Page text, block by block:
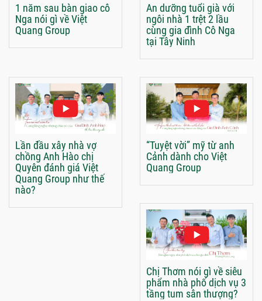
1 năm sau bàn giao cô
Nga nói gì về Việt
Quang Group
An dưỡng tuổi già với
ngôi nhà 1 trệt 2 lầu
cùng gia đình Cô Nga
tại Tây Ninh
Lần đầu xây nhà vợ
chồng Anh Hào chị
Quyên đánh giá Việt
Quang Group như thế
nào?
“Tuyệt vời” mỹ từ anh
Cảnh dành cho Việt
Quang Group
Chị Thơm nói gì về siêu
phẩm nhà phố dịch vụ 3
tầng tum sân thượng?